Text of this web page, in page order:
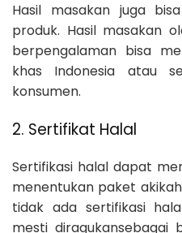
Hasil masakan juga
produk. Hasil masakan
berpengalaman bisa
khas Indonesia atau
konsumen.
2. Sertifikat Halal
Sertifikasi halal dapat
menentukan paket
tidak ada sertifikasi
mesti diragukansebagai